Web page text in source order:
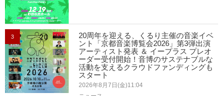
3
20周年を迎える、くるり主催の音楽イベ
ント「京都音楽博覧会2026」第3弾出演
アーティスト発表 ＆ イープラス プレオ
ーダー受付開始！音博のサステナブルな
活動を支えるクラウドファンディングも
スタート
2026年8月7日(金)11:04